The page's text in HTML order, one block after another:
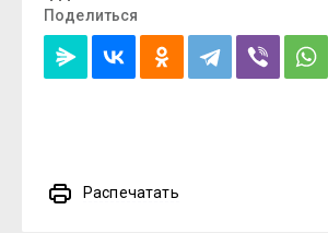
Поделиться
Распечатать